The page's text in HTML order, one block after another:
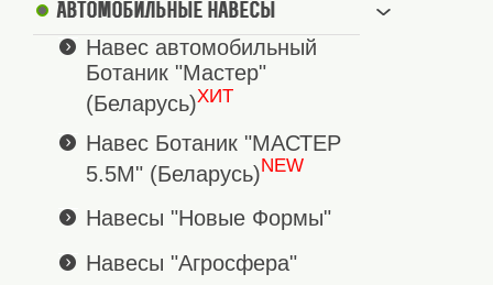
Автомобильные навесы
Навес автомобильный
Ботаник "Мастер"
(Беларусь)ХИТ
Навес Ботаник "МАСТЕР
5.5М" (Беларусь)NEW
Навесы "Новые Формы"
Навесы "Агросфера"